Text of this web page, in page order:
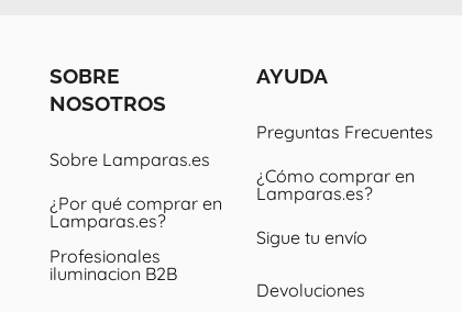
SOBRE
NOSOTROS
Sobre Lamparas.es
¿Por qué comprar en
Lamparas.es?
Profesionales
iluminacion B2B
AYUDA
Preguntas Frecuentes
¿Cómo comprar en
Lamparas.es?
Sigue tu envío
Devoluciones